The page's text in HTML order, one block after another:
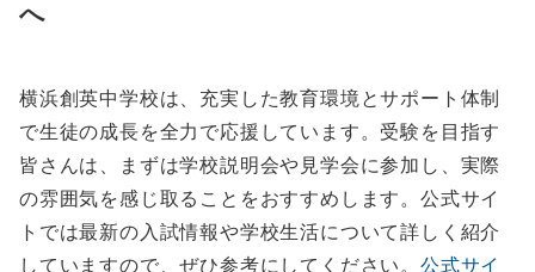
へ
横浜創英中学校は、充実した教育環境とサポート体制
で生徒の成長を全力で応援しています。受験を目指す
皆さんは、まずは学校説明会や見学会に参加し、実際
の雰囲気を感じ取ることをおすすめします。公式サイ
トでは最新の入試情報や学校生活について詳しく紹介
していますので、ぜひ参考にしてください。 公式サイ